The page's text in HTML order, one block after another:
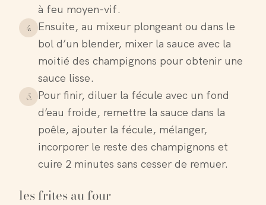
à feu moyen-vif.
4.
Ensuite, au mixeur plongeant ou dans le
bol d’un blender, mixer la sauce avec la
moitié des champignons pour obtenir une
sauce lisse.
5.
Pour finir, diluer la fécule avec un fond
d’eau froide, remettre la sauce dans la
poêle, ajouter la fécule, mélanger,
incorporer le reste des champignons et
cuire 2 minutes sans cesser de remuer.
les frites au four